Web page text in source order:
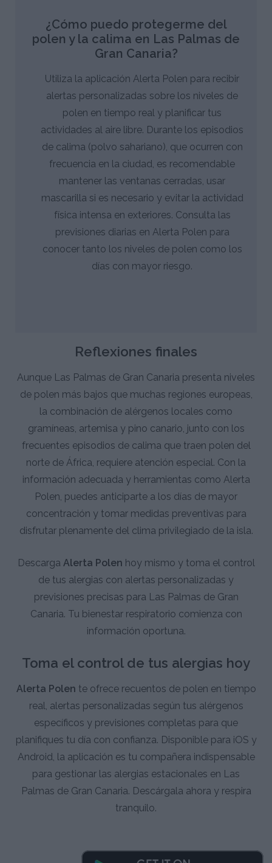
¿Cómo puedo protegerme del
polen y la calima en Las Palmas de
Gran Canaria?
Utiliza la aplicación Alerta Polen para recibir
alertas personalizadas sobre los niveles de
polen en tiempo real y planificar tus
actividades al aire libre. Durante los episodios
de calima (polvo sahariano), que ocurren con
frecuencia en la ciudad, es recomendable
mantener las ventanas cerradas, usar
mascarilla si es necesario y evitar la actividad
física intensa en exteriores. Consulta las
previsiones diarias en Alerta Polen para
conocer tanto los niveles de polen como los
días con mayor riesgo.
Reflexiones finales
Aunque Las Palmas de Gran Canaria presenta niveles
de polen más bajos que muchas regiones europeas,
la combinación de alérgenos locales como
gramíneas, artemisa y pino canario, junto con los
frecuentes episodios de calima que traen polen del
norte de África, requiere atención especial. Con la
información adecuada y herramientas como Alerta
Polen, puedes anticiparte a los días de mayor
concentración y tomar medidas preventivas para
disfrutar plenamente del clima privilegiado de la isla.
Descarga Alerta Polen hoy mismo y toma el control
de tus alergias con alertas personalizadas y
previsiones precisas para Las Palmas de Gran
Canaria. Tu bienestar respiratorio comienza con
información oportuna.
Toma el control de tus alergias hoy
Alerta Polen te ofrece recuentos de polen en tiempo
real, alertas personalizadas según tus alérgenos
específicos y previsiones completas para que
planifiques tu día con confianza. Disponible para iOS y
Android, la aplicación es tu compañera indispensable
para gestionar las alergias estacionales en Las
Palmas de Gran Canaria. Descárgala ahora y respira
tranquilo.